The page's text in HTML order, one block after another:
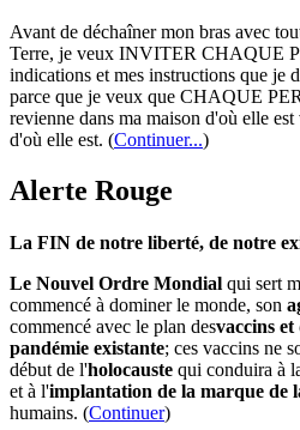
Avant de déchaîner mon bras avec
Terre, je veux INVITER CHAQUE
indications et mes instructions que je
parce que je veux que CHAQUE
revienne dans ma maison d'où elle
d'où elle est. (Continuer...)
Alerte Rouge
La FIN de notre liberté, de notre
Le Nouvel Ordre Mondial qui sert
commencé à dominer le monde, son
commencé avec le plan desvaccins
pandémie existante; ces vaccins ne
début de l'holocauste qui conduira à
et à l'implantation de la marque de
humains. (Continuer)